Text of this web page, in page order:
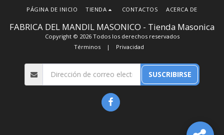
FABRICA DEL MANDIL MASONICO - Tienda Masonica
Copyright © 2026 Todos los derechos reservados
Términos | Privacidad
PÁGINA DE INICIO TIENDA CONTACTOS ACERCA DE
SUSCRIBIRSE